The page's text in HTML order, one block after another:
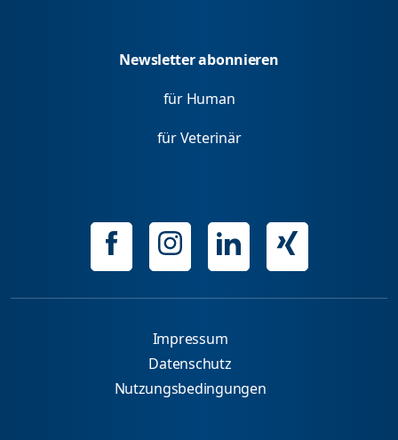
Newsletter abonnieren
für Human
für Veterinär
Impressum
Datenschutz
Nutzungsbedingungen